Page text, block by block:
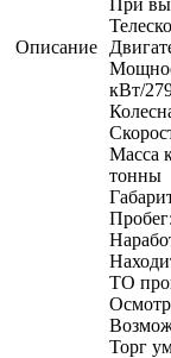
Описание
кВт/
Масса
тонны
ТО
Осмотр
Торг